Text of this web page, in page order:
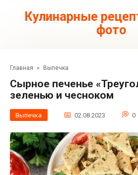
контентуКулинарные
фото
Главная » Выпечка
Сырное печенье «Треугольники» с
зеленью и чесноком
Выпечка 02.08.2023 0